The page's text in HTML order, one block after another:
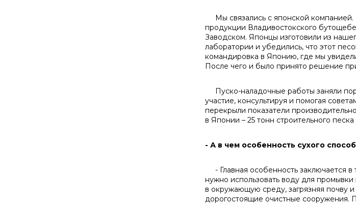
Мы связались с японской компанией.
продукции Владивостокского
Заводском. Японцы изготовили из
лаборатории и убедились, что этот
командировка в Японию, где мы
После чего и было принято решение
Пуско-наладочные работы заняли
участие, консультируя и помогая
перекрыли показатели
в Японии – 25 тонн строительного
- А в чем особенность сухого
- Главная особенность заключается в
нужно использовать воду для
в окружающую среду, загрязняя почву
дорогостоящие очистные сооружения.